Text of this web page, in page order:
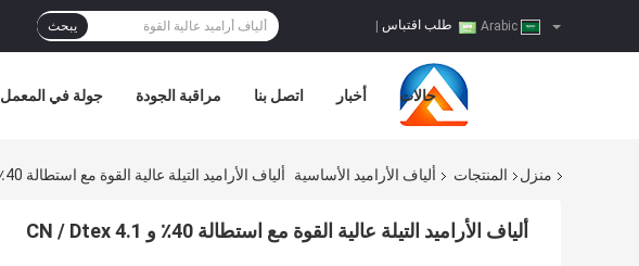
طلب اقتباس يبحث
جولة في المعمل مراقبة الجودة اتصل بنا أخبار حالات
منزل المنتجات ألياف الأراميد الأساسية ألياف الأراميد التيلة عالية القوة مع استطالة 40٪ و 4.1 CN / Dtex
ألياف الأراميد التيلة عالية القوة مع استطالة 40٪ و 4.1 CN / Dtex